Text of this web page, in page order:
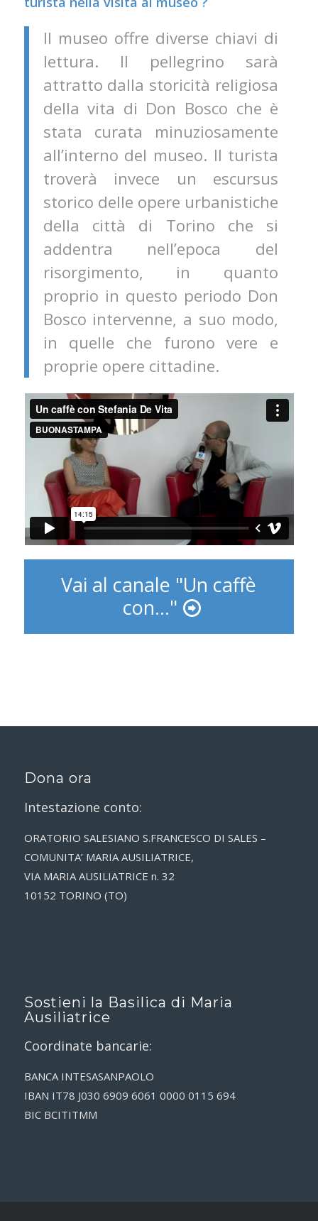
Il museo offre diverse chiavi di
lettura. Il pellegrino sarà
attratto dalla storicità religiosa
della vita di Don Bosco che è
stata curata minuziosamente
all’interno del museo. Il turista
troverà invece un escursus
storico delle opere urbanistiche
della città di Torino che si
addentra nell’epoca del
risorgimento, in quanto
proprio in questo periodo Don
Bosco intervenne, a suo modo,
in quelle che furono vere e
proprie opere cittadine.
Vai al canale "Un caffè
con..."
Dona ora
Intestazione conto:
ORATORIO SALESIANO S.FRANCESCO DI SALES –
COMUNITA’ MARIA AUSILIATRICE,
VIA MARIA AUSILIATRICE n. 32
10152 TORINO (TO)
Sostieni la Basilica di Maria
Ausiliatrice
Coordinate bancarie:
BANCA INTESASANPAOLO
IBAN IT78 J030 6909 6061 0000 0115 694
BIC BCITITMM